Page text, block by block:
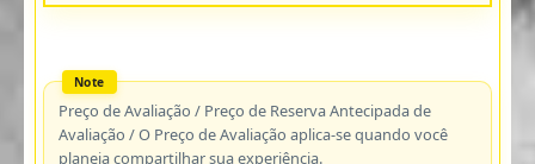
Preço de Avaliação / Preço de Reserva Antecipada de
Avaliação / O Preço de Avaliação aplica-se quando você
planeja compartilhar sua experiência.